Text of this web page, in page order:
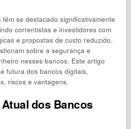
se destacado significativamente
correntistas e investidores com
e propostas de custo reduzido.
sobre a segurança e
nesses bancos. Este artigo
futura dos bancos digitais,
riscos e vantagens.
dos Bancos